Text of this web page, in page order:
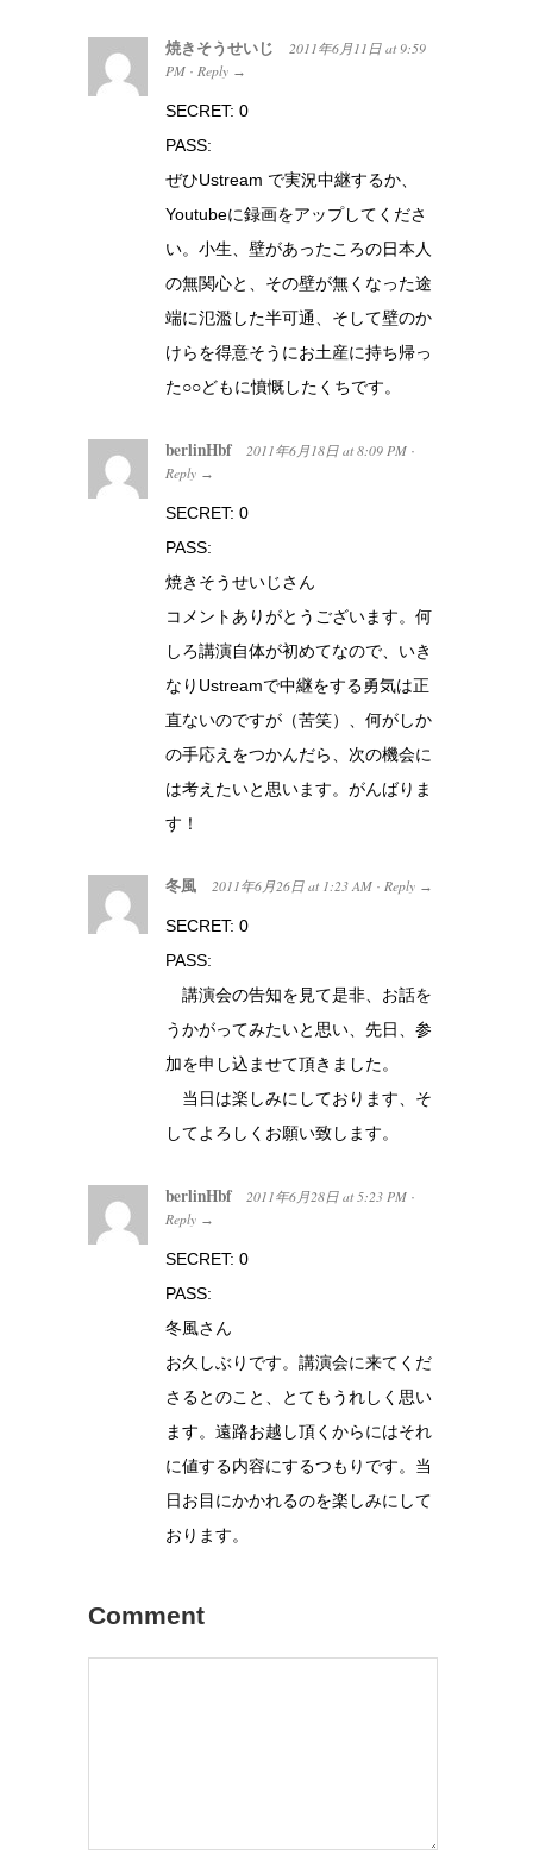
焼きそうせいじ 2011年6月11日 at 9:59
PM · Reply →
SECRET: 0
PASS:
ぜひUstream で実況中継するか、
Youtubeに録画をアップしてくださ
い。小生、壁があったころの日本人
の無関心と、その壁が無くなった途
端に氾濫した半可通、そして壁のか
けらを得意そうにお土産に持ち帰っ
た○○どもに憤慨したくちです。
berlinHbf 2011年6月18日 at 8:09 PM ·
Reply →
SECRET: 0
PASS:
焼きそうせいじさん
コメントありがとうございます。何
しろ講演自体が初めてなので、いき
なりUstreamで中継をする勇気は正
直ないのですが（苦笑）、何がしか
の手応えをつかんだら、次の機会に
は考えたいと思います。がんばりま
す！
冬風 2011年6月26日 at 1:23 AM · Reply →
SECRET: 0
PASS:
講演会の告知を見て是非、お話を
うかがってみたいと思い、先日、参
加を申し込ませて頂きました。
当日は楽しみにしております、そ
してよろしくお願い致します。
berlinHbf 2011年6月28日 at 5:23 PM ·
Reply →
SECRET: 0
PASS:
冬風さん
お久しぶりです。講演会に来てくだ
さるとのこと、とてもうれしく思い
ます。遠路お越し頂くからにはそれ
に値する内容にするつもりです。当
日お目にかかれるのを楽しみにして
おります。
Comment